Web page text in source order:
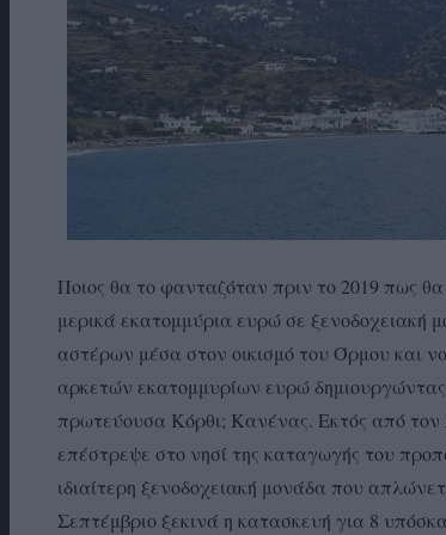
Ποιος θα το φανταζόταν πριν το 2019 πως
μερικά εκατομμύρια ευρώ σε ξενοδοχειακή
αστέρων μέσα στον οικισμό του Όρμου και
αρκετών εκατομμυρίων ευρώ
πρωτεύουσα Κόρθι; Κανένας. Εκτός από
επέστρεψε στο νησί της καταγωγής του
ιδιαίτερη ξενοδοχειακή μονάδα που
Σεπτέμβριο ξεκινά η κατασκευή για 8